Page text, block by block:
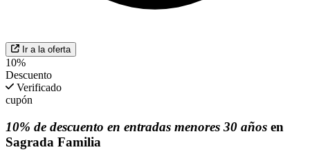
Ir a la oferta
10%
Descuento
Verificado
cupón
10% de descuento en entradas menores 30 años en
Sagrada Familia